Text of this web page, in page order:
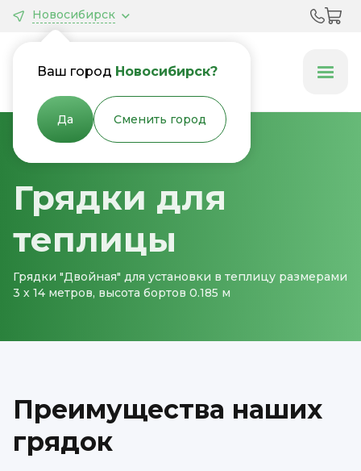
Новосибирск
Ваш город Новосибирск?
Да Сменить город
Грядки & Клумбы
Главная Грядки для теплицы
Грядки для
теплицы
Грядки "Двойная" для установки в теплицу размерами
3 х 14 метров, высота бортов 0.185 м
Преимущества наших
грядок